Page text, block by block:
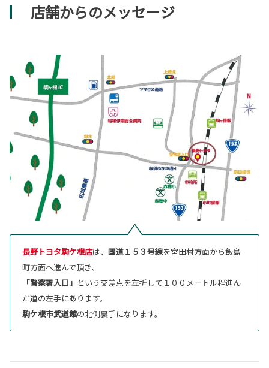
店舗からのメッセージ
長野トヨタ駒ケ根店は、 国道１５３号線を宮田村方面から飯島
町方面へ進んで頂き、
「警察署入口」 という交差点を左折して１００メートル程進ん
だ道の左手にあります。
駒ケ根市武道館の北側裏手になります。